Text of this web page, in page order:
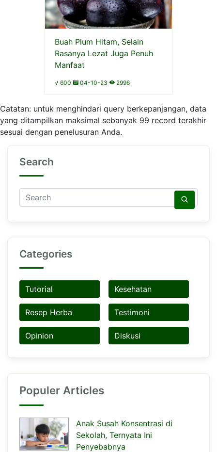
Buah Plum Hitam, Selain
Rasanya Lezat Juga Penuh
Manfaat
√ 600 04-10-23 2996
Catatan: untuk menghindari query berkepanjangan, data
yang ditampilkan maksimal sebanyak 99 record terakhir
sesuai dengan penelusuran Anda.
Search
Categories
Tutorial Kesehatan
Resep Herba Testimoni
Opinion Diskusi
Populer Articles
Anak Susah Konsentrasi di
Sekolah, Ternyata Ini
Penyebabnya